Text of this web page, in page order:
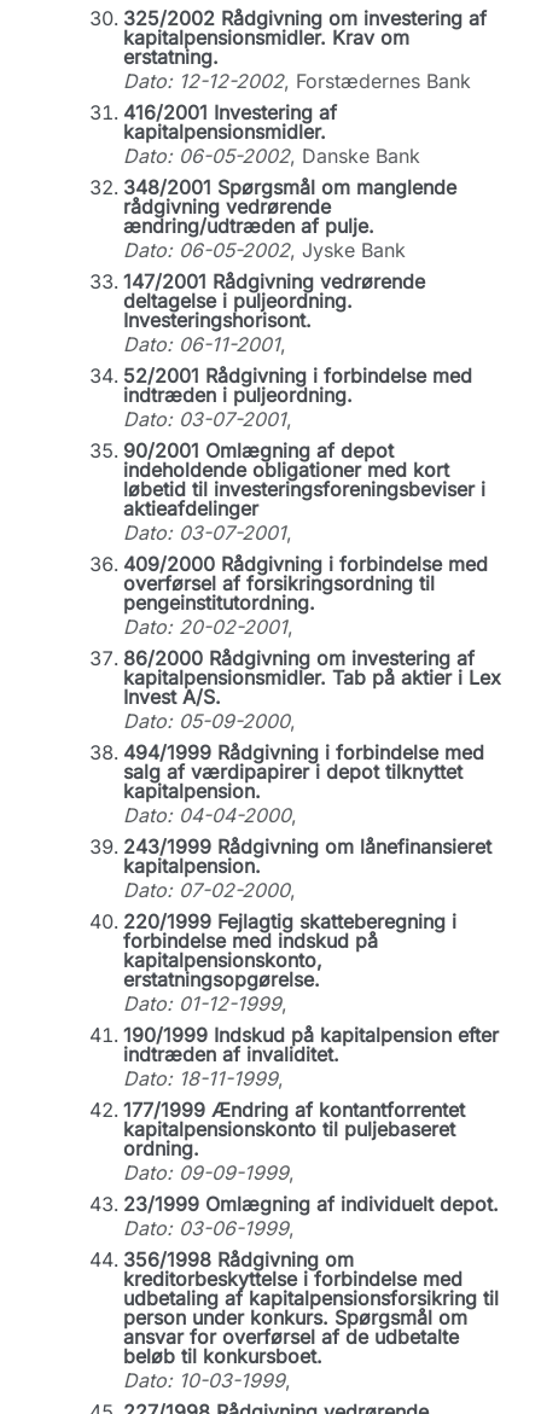
325/2002 Rådgivning om investering af
kapitalpensionsmidler. Krav om
erstatning.
Dato: 12-12-2002, Forstædernes Bank
416/2001 Investering af
kapitalpensionsmidler.
Dato: 06-05-2002, Danske Bank
348/2001 Spørgsmål om manglende
rådgivning vedrørende
ændring/udtræden af pulje.
Dato: 06-05-2002, Jyske Bank
147/2001 Rådgivning vedrørende
deltagelse i puljeordning.
Investeringshorisont.
Dato: 06-11-2001,
52/2001 Rådgivning i forbindelse med
indtræden i puljeordning.
Dato: 03-07-2001,
90/2001 Omlægning af depot
indeholdende obligationer med kort
løbetid til investeringsforeningsbeviser i
aktieafdelinger
Dato: 03-07-2001,
409/2000 Rådgivning i forbindelse med
overførsel af forsikringsordning til
pengeinstitutordning.
Dato: 20-02-2001,
86/2000 Rådgivning om investering af
kapitalpensionsmidler. Tab på aktier i Lex
Invest A/S.
Dato: 05-09-2000,
494/1999 Rådgivning i forbindelse med
salg af værdipapirer i depot tilknyttet
kapitalpension.
Dato: 04-04-2000,
243/1999 Rådgivning om lånefinansieret
kapitalpension.
Dato: 07-02-2000,
220/1999 Fejlagtig skatteberegning i
forbindelse med indskud på
kapitalpensionskonto,
erstatningsopgørelse.
Dato: 01-12-1999,
190/1999 Indskud på kapitalpension efter
indtræden af invaliditet.
Dato: 18-11-1999,
177/1999 Ændring af kontantforrentet
kapitalpensionskonto til puljebaseret
ordning.
Dato: 09-09-1999,
23/1999 Omlægning af individuelt depot.
Dato: 03-06-1999,
356/1998 Rådgivning om
kreditorbeskyttelse i forbindelse med
udbetaling af kapitalpensionsforsikring til
person under konkurs. Spørgsmål om
ansvar for overførsel af de udbetalte
beløb til konkursboet.
Dato: 10-03-1999,